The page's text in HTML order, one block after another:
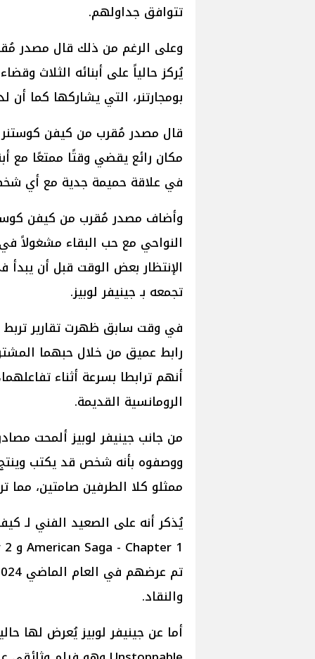
تتوافق جداولهم.
يُركز حالياً على أبنائه الثلاث
بومجارتنر، التي يشاركها كما أن
مكان رائع يقضي وقتًا ممتعًا مع
في علاقة حميمة جدية مع أي
وأضاف مصدر مُقرب من كيفن
النواحي مع حب البقاء مشغولاً
الإنتظار بعض الوقت قبل أن
تجمعه بـ جينيفر لوبيز.
في وقت سابق ظهرت تقارير تربط
رابط عميق من خلال حبهما
أنهم ترابطا بسرعة أثناء
الرومانسية القديمة.
من جانب جينيفر لوبيز ألمحت
ووصفوه بأنه شخص قد يكتب
ممثلو كلا الطرفين صامتين، مما
والنقاد.